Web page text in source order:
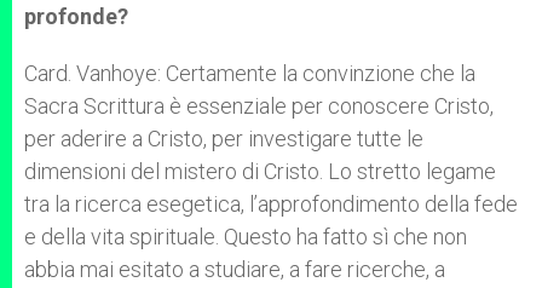
profonde?
Card. Vanhoye: Certamente la convinzione che la
Sacra Scrittura è essenziale per conoscere Cristo,
per aderire a Cristo, per investigare tutte le
dimensioni del mistero di Cristo. Lo stretto legame
tra la ricerca esegetica, l’approfondimento della fede
e della vita spirituale. Questo ha fatto sì che non
abbia mai esitato a studiare, a fare ricerche, a